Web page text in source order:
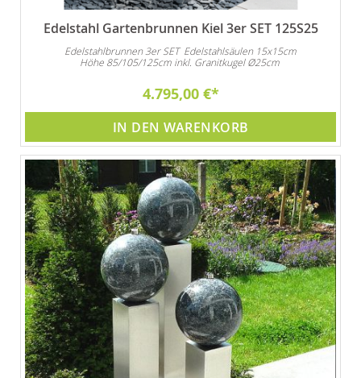
Edelstahl Gartenbrunnen Kiel 3er SET 125S25
Edelstahlbrunnen 3er SET Edelstahlsäulen 15x15cm
Höhe 85/105/125cm inkl. Granitkugel Ø25cm
4.795,00 €
IN DEN WARENKORB